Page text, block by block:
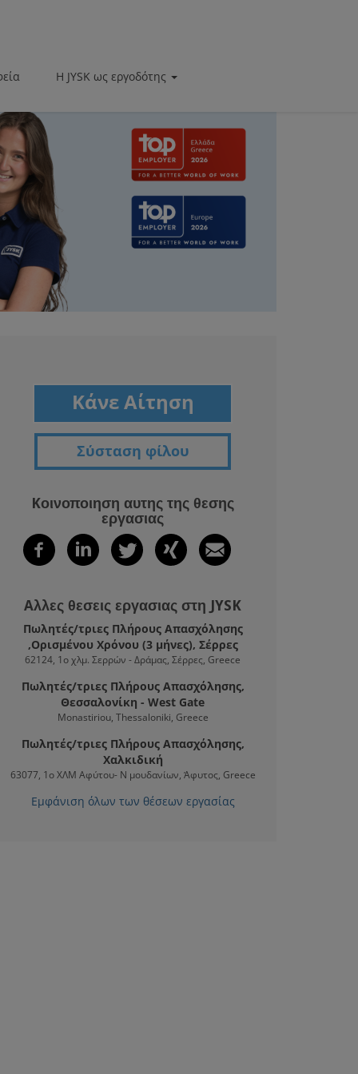
Η JYSK ως εργοδότης
Κάνε Αίτηση
Σύσταση φίλου
Kοινοποιηση αυτης της θεσης
εργασιας
Aλλες θεσεις εργασιας στη JYSK
Πωλητές/τριες Πλήρους Απασχόλησης
,Ορισμένου Χρόνου (3 μήνες), Σέρρες
62124, 1ο χλμ. Σερρών - Δράμας, Σέρρες, Greece
Πωλητές/τριες Πλήρους Απασχόλησης,
Θεσσαλονίκη - West Gate
Monastiriou, Thessaloniki, Greece
Πωλητές/τριες Πλήρους Απασχόλησης,
Χαλκιδική
63077, 1o ΧΛΜ Αφύτου- Ν μουδανίων, Άφυτος, Greece
Εμφάνιση όλων των θέσεων εργασίας